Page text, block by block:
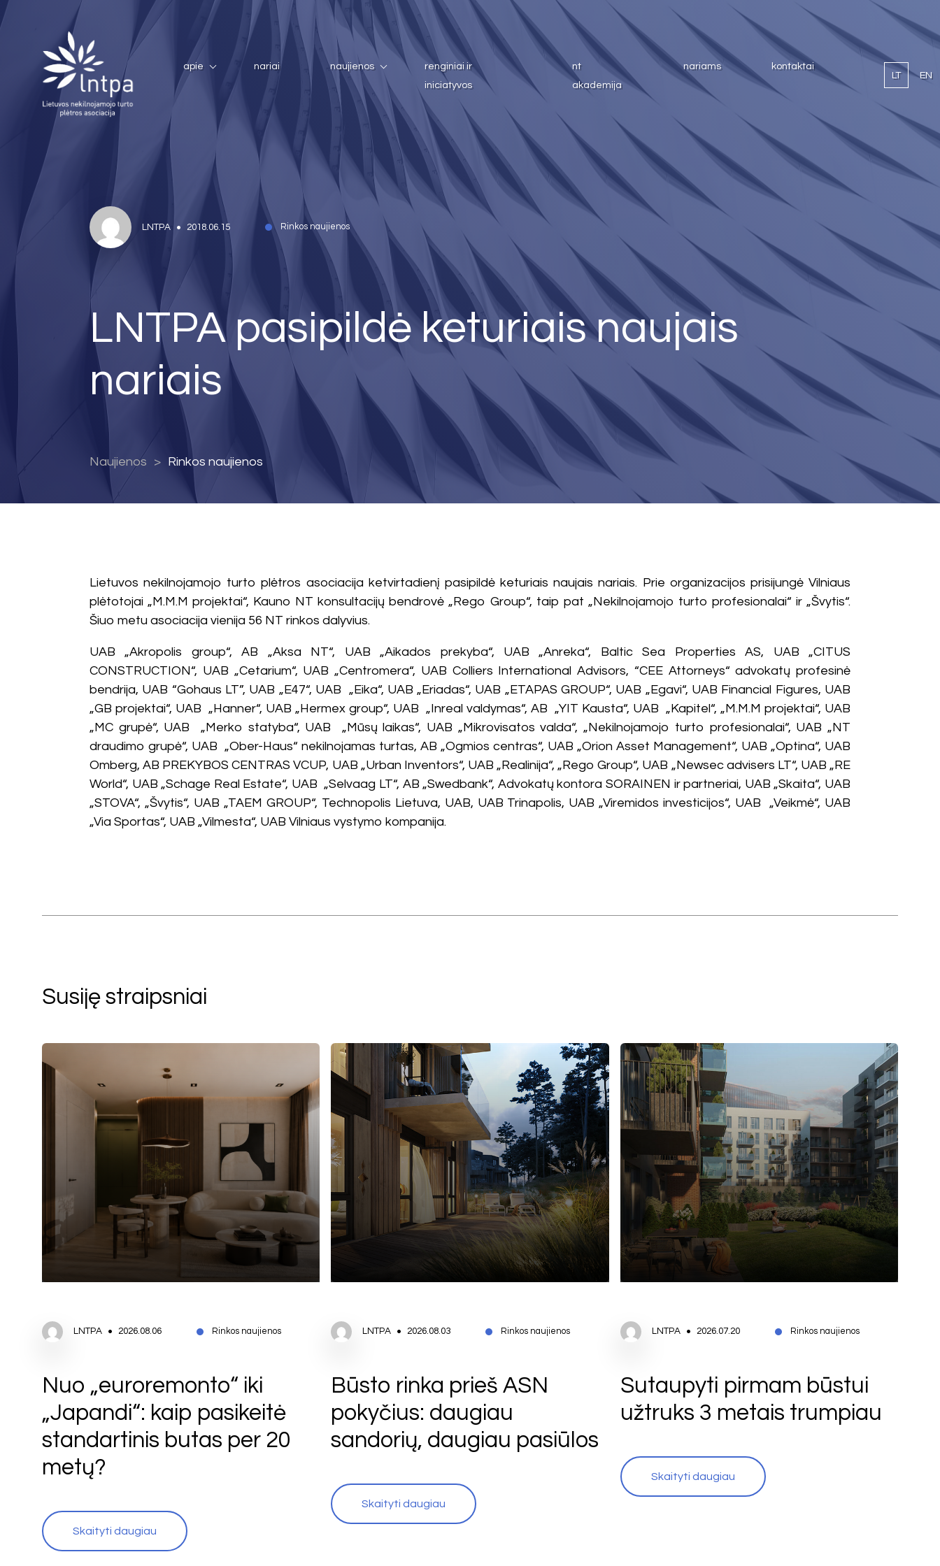
apie nariai naujienos
renginiai ir
iniciatyvos
nt
akademija
nariams
kontaktai
LT
EN
LNTPA 2018.06.15 Rinkos naujienos
LNTPA pasipildė keturiais naujais
nariais
Naujienos Rinkos naujienos
Lietuvos nekilnojamojo turto plėtros asociacija ketvirtadienį pasipildė keturiais naujais nariais. Prie organizacijos prisijungė Vilniaus
plėtotojai „M.M.M projektai“, Kauno NT konsultacijų bendrovė „Rego Group“, taip pat „Nekilnojamojo turto profesionalai“ ir „Švytis“.
Šiuo metu asociacija vienija 56 NT rinkos dalyvius.
UAB „Akropolis group“, AB „Aksa NT“, UAB „Aikados prekyba“, UAB „Anreka“, Baltic Sea Properties AS, UAB „CITUS
CONSTRUCTION“, UAB „Cetarium“, UAB „Centromera“, UAB Colliers International Advisors, “CEE Attorneys“ advokatų profesinė
bendrija, UAB “Gohaus LT”, UAB „E47“, UAB „Eika“, UAB „Eriadas“, UAB „ETAPAS GROUP“, UAB „Egavi“, UAB Financial Figures, UAB
„GB projektai“, UAB „Hanner“, UAB „Hermex group“, UAB „Inreal valdymas“, AB „YIT Kausta“, UAB „Kapitel“, „M.M.M projektai“, UAB
„MC grupė“, UAB „Merko statyba“, UAB „Mūsų laikas“, UAB „Mikrovisatos valda“, „Nekilnojamojo turto profesionalai“, UAB „NT
draudimo grupė“, UAB „Ober-Haus“ nekilnojamas turtas, AB „Ogmios centras“, UAB „Orion Asset Management“, UAB „Optina“, UAB
Omberg, AB PREKYBOS CENTRAS VCUP, UAB „Urban Inventors“, UAB „Realinija“, „Rego Group“, UAB „Newsec advisers LT“, UAB „RE
World“, UAB „Schage Real Estate“, UAB „Selvaag LT“, AB „Swedbank“, Advokatų kontora SORAINEN ir partneriai, UAB „Skaita“, UAB
„STOVA“, „Švytis“, UAB „TAEM GROUP“, Technopolis Lietuva, UAB, UAB Trinapolis, UAB „Viremidos investicijos“, UAB „Veikmė“, UAB
„Via Sportas“, UAB „Vilmesta“, UAB Vilniaus vystymo kompanija.
Susiję straipsniai
LNTPA 2026.08.06 Rinkos naujienos
Nuo „euroremonto“ iki
„Japandi“: kaip pasikeitė
standartinis butas per 20
metų?
Skaityti daugiau
LNTPA 2026.08.03 Rinkos naujienos
Būsto rinka prieš ASN
pokyčius: daugiau
sandorių, daugiau pasiūlos
Skaityti daugiau
LNTPA 2026.07.20 Rinkos naujienos
Sutaupyti pirmam būstui
užtruks 3 metais trumpiau
Skaityti daugiau